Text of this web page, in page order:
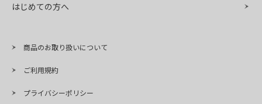
はじめての方へ
商品のお取り扱いについて
ご利用規約
プライバシーポリシー